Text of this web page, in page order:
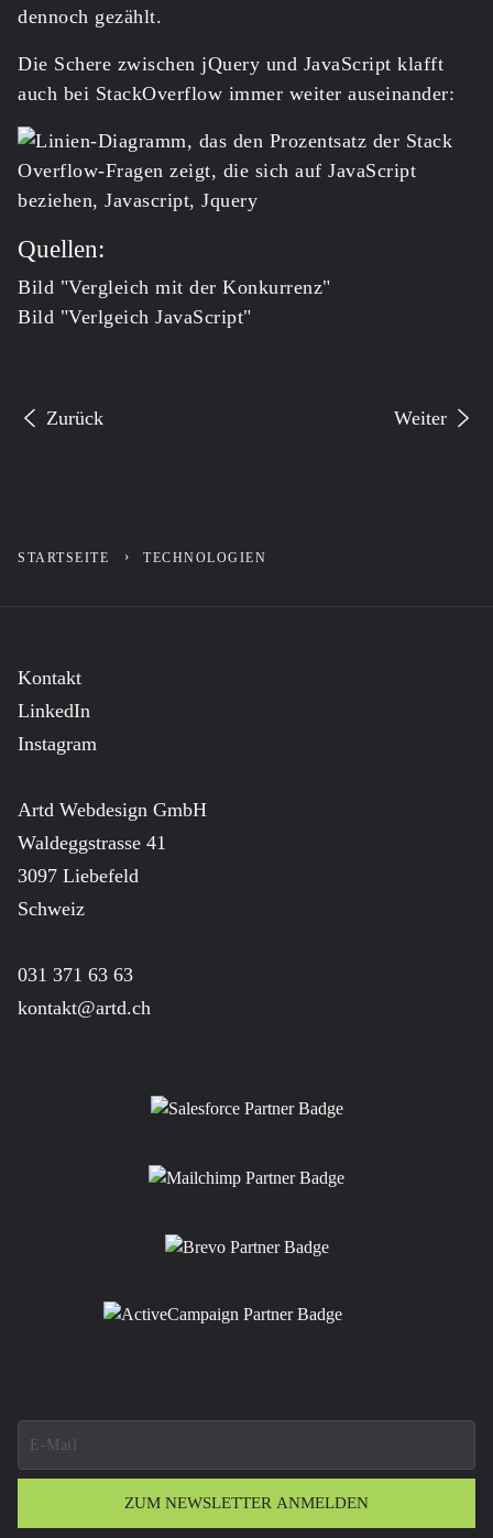
dennoch gezählt.
Die Schere zwischen jQuery und JavaScript klafft
auch bei StackOverflow immer weiter auseinander:
Quellen:
Bild "Vergleich mit der Konkurrenz"
Bild "Verlgeich JavaScript"
Vorheriger Beitrag: Mythen rund um Joomla!
Zurück Nächster
Weiter
STARTSEITE TECHNOLOGIEN
Kontakt
LinkedIn
Instagram
Artd Webdesign GmbH
Waldeggstrasse 41
3097 Liebefeld
Schweiz
031 371 63 63
kontakt@artd.ch
ZUM NEWSLETTER ANMELDEN